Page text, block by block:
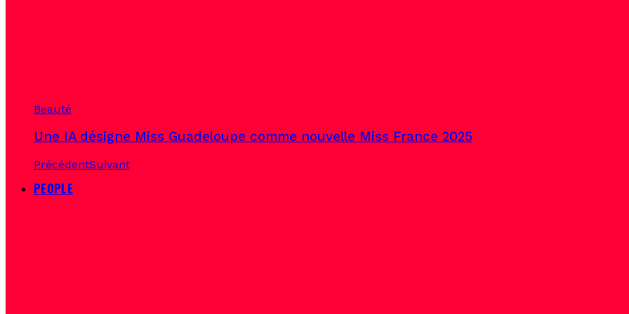
Beauté
Une IA désigne Miss Guadeloupe comme nouvelle Miss France 2025
PrécédentSuivant
PEOPLE